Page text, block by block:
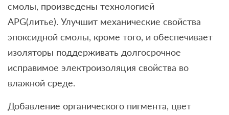
смолы, произведены технологией
APG(литье). Улучшит механические свойства
эпоксидной смолы, кроме того, и обеспечивает
изоляторы поддерживать долгосрочное
исправимое электроизоляция свойства во
влажной среде.
Добавление органического пигмента, цвет